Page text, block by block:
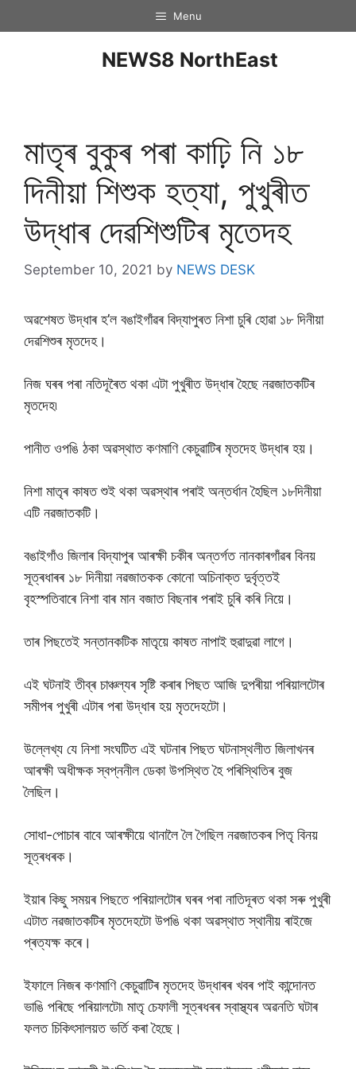
Menu
NEWS8 NorthEast
মাতৃৰ বুকুৰ পৰা কাঢ়ি নি ১৮
দিনীয়া শিশুক হত্যা, পুখুৰীত
উদ্ধাৰ দেৱশিশুটিৰ মৃতেদহ
September 10, 2021 by NEWS DESK
অৱশেষত উদ্ধাৰ হ’ল বঙাইগাঁৱৰ বিদ্যাপুৰত নিশা চুৰি হোৱা ১৮ দিনীয়া
দেৱশিশুৰ মৃতদেহ।
নিজ ঘৰৰ পৰা নতিদূৰৈত থকা এটা পুখুৰীত উদ্ধাৰ হৈছে নৱজাতকটিৰ
মৃতদেহ৷
পানীত ওপঙি ঠকা অৱস্থাত কণমাণি কেচুৱাটিৰ মৃতদেহ উদ্ধাৰ হয়।
নিশা মাতৃৰ কাষত শুই থকা অৱস্থাৰ পৰাই অন্তৰ্ধান হৈছিল ১৮দিনীয়া
এটি নৱজাতকটি।
বঙাইগাঁও জিলাৰ বিদ্যাপুৰ আৰক্ষী চকীৰ অন্তৰ্গত নানকাৰগাঁৱৰ বিনয়
সূত্ৰধাৰৰ ১৮ দিনীয়া নৱজাতকক কোনো অচিনাক্ত দুৰ্বৃত্তই
বৃহস্পতিবাৰে নিশা বাৰ মান বজাত বিছনাৰ পৰাই চুৰি কৰি নিয়ে।
তাৰ পিছতেই সন্তানকটিক মাতৃয়ে কাষত নাপাই হুৱাদুৱা লাগে।
এই ঘটনাই তীব্ৰ চাঞ্চল্যৰ সৃষ্টি কৰাৰ পিছত আজি দুপৰীয়া পৰিয়ালটোৰ
সমীপৰ পুখুৰী এটাৰ পৰা উদ্ধাৰ হয় মৃতদেহটো।
উল্লেখ্য যে নিশা সংঘটিত এই ঘটনাৰ পিছত ঘটনাস্থলীত জিলাখনৰ
আৰক্ষী অধীক্ষক স্বপ্ননীল ডেকা উপস্থিত হৈ পৰিস্থিতিৰ বুজ
লৈছিল।
সোধা-পোচাৰ বাবে আৰক্ষীয়ে থানালৈ লৈ গৈছিল নৱজাতকৰ পিতৃ বিনয়
সূত্ৰধৰক।
ইয়াৰ কিছু সময়ৰ পিছতে পৰিয়ালটোৰ ঘৰৰ পৰা নাতিদূৰত থকা সৰু পুখুৰী
এটাত নৱজাতকটিৰ মৃতদেহটো উপঙি থকা অৱস্থাত স্থানীয় ৰাইজে
প্ৰত্যক্ষ কৰে।
ইফালে নিজৰ কণমাণি কেচুৱাটিৰ মৃতদেহ উদ্ধাৰৰ খবৰ পাই কান্দোনত
ভাঙি পৰিছে পৰিয়ালটো৷ মাতৃ চেফালী সূত্ৰধৰৰ স্বাস্থ্যৰ অৱনতি ঘটাৰ
ফলত চিকিৎসালয়ত ভৰ্তি কৰা হৈছে।